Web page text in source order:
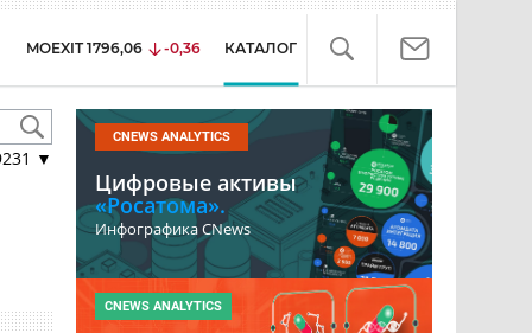
MOEXIT 1796,06 -0,36 КАТАЛОГ
▼
CNEWS ANALYTICS
Цифровые активы
«Росатома».
Инфографика CNews
CNEWS ANALYTICS